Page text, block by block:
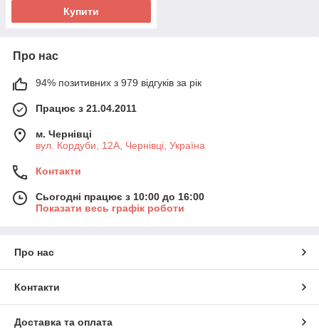
Купити
Про нас
94% позитивних з 979 відгуків за рік
Працює з 21.04.2011
м. Чернівці
вул. Кордуби, 12А, Чернівці, Україна
Контакти
Сьогодні працює з 10:00 до 16:00
Показати весь графік роботи
Про нас
Контакти
Доставка та оплата